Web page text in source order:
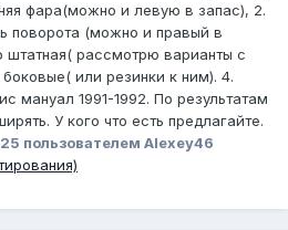
фара(можно и левую в запас), 2.
поворота (можно и правый в
штатная( рассмотрю варианты с
или резинки к ним). 4.
мануал 1991-1992. По результатам
У кого что есть предлагайте.
пользователем Alexey46